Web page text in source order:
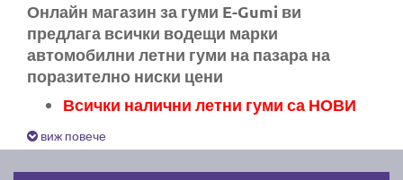
Онлайн магазин за гуми E-Gumi ви
предлага всички водещи марки
автомобилни летни гуми на пазара на
поразително ниски цени
Всички налични летни гуми са НОВИ
Експресна доставка за цяла България
Ние не изпращаме стари гуми
виж повече